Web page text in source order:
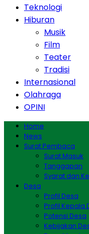
Teknologi
Hiburan
Musik
Film
Teater
Tradisi
Internasional
Olahraga
OPINI
Home
News
Surat Pembaca
Surat Masuk
Tanggapan
Syarat dan
Desa
Profil Desa
Profil Kepala
Potensi Desa
Kebijakan